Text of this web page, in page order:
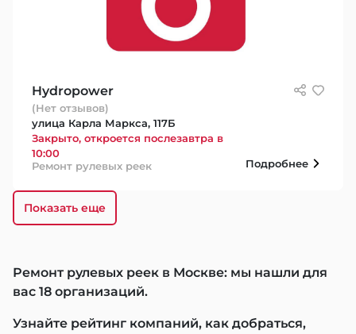
Hydropower
(Нет отзывов)
улица Карла Маркса, 117Б
Закрыто, откроется послезавтра в
10:00
Ремонт рулевых реек
Подробнее
Показать еще
Ремонт рулевых реек в Москве: мы нашли для
вас 18 организаций.
Узнайте рейтинг компаний, как добраться,